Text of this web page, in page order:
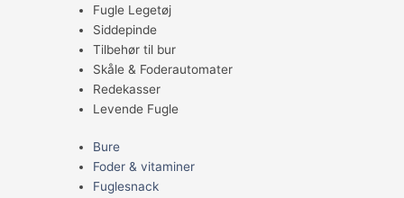
Fugle Legetøj
Siddepinde
Tilbehør til bur
Skåle & Foderautomater
Redekasser
Levende Fugle
Bure
Foder & vitaminer
Fuglesnack